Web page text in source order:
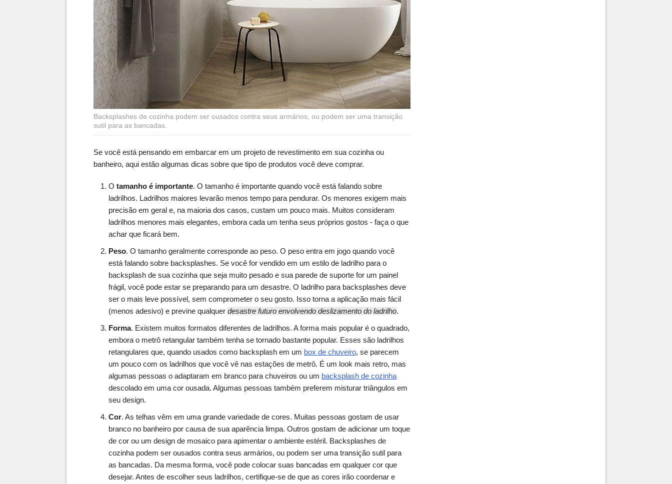
Backsplashes de cozinha podem ser ousados contra seus armários, ou podem ser uma transição
sutil para as bancadas.
Se você está pensando em embarcar em um projeto de revestimento em sua cozinha ou
banheiro, aqui estão algumas dicas sobre que tipo de produtos você deve comprar.
O tamanho é importante. O tamanho é importante quando você está falando sobre
ladrilhos. Ladrilhos maiores levarão menos tempo para pendurar. Os menores exigem mais
precisão em geral e, na maioria dos casos, custam um pouco mais. Muitos consideram
ladrilhos menores mais elegantes, embora cada um tenha seus próprios gostos - faça o que
achar que ficará bem.
Peso. O tamanho geralmente corresponde ao peso. O peso entra em jogo quando você
está falando sobre backsplashes. Se você for vendido em um estilo de ladrilho para o
backsplash de sua cozinha que seja muito pesado e sua parede de suporte for um painel
frágil, você pode estar se preparando para um desastre. O ladrilho para backsplashes deve
ser o mais leve possível, sem comprometer o seu gosto. Isso torna a aplicação mais fácil
(menos adesivo) e previne qualquer desastre futuro envolvendo deslizamento do ladrilho.
Forma. Existem muitos formatos diferentes de ladrilhos. A forma mais popular é o quadrado,
embora o metrô retangular também tenha se tornado bastante popular. Esses são ladrilhos
retangulares que, quando usados como backsplash em um box de chuveiro, se parecem
um pouco com os ladrilhos que você vê nas estações de metrô. É um look mais retro, mas
algumas pessoas o adaptaram em branco para chuveiros ou um backsplash de cozinha
descolado em uma cor ousada. Algumas pessoas também preferem misturar triângulos em
seu design.
Cor. As telhas vêm em uma grande variedade de cores. Muitas pessoas gostam de usar
branco no banheiro por causa de sua aparência limpa. Outros gostam de adicionar um toque
de cor ou um design de mosaico para apimentar o ambiente estéril. Backsplashes de
cozinha podem ser ousados contra seus armários, ou podem ser uma transição sutil para
as bancadas. Da mesma forma, você pode colocar suas bancadas em qualquer cor que
desejar. Antes de escolher seus ladrilhos, certifique-se de que as cores irão coordenar e